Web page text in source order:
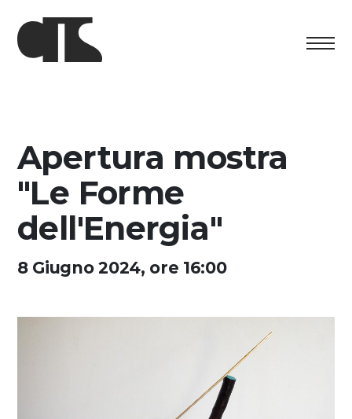
Esposizione
Programma culturale
Artists in Residence
Fondazione
Sostenere
Apertura mostra
"Le Forme
dell'Energia"
8 Giugno 2024, ore 16:00